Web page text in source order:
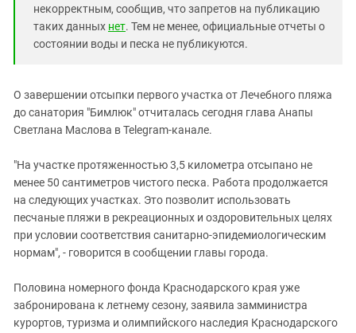
некорректным, сообщив, что запретов на публикацию
таких данных нет. Тем не менее, официальные отчеты о
состоянии воды и песка не публикуются.
О завершении отсыпки первого участка от Лечебного пляжа
до санатория "Бимлюк" отчиталась сегодня глава Анапы
Светлана Маслова в Telegram-канале.
"На участке протяженностью 3,5 километра отсыпано не
менее 50 сантиметров чистого песка. Работа продолжается
на следующих участках. Это позволит использовать
песчаные пляжи в рекреационных и оздоровительных целях
при условии соответствия санитарно-эпидемиологическим
нормам", - говорится в сообщении главы города.
Половина номерного фонда Краснодарского края уже
забронирована к летнему сезону, заявила замминистра
курортов, туризма и олимпийского наследия Краснодарского